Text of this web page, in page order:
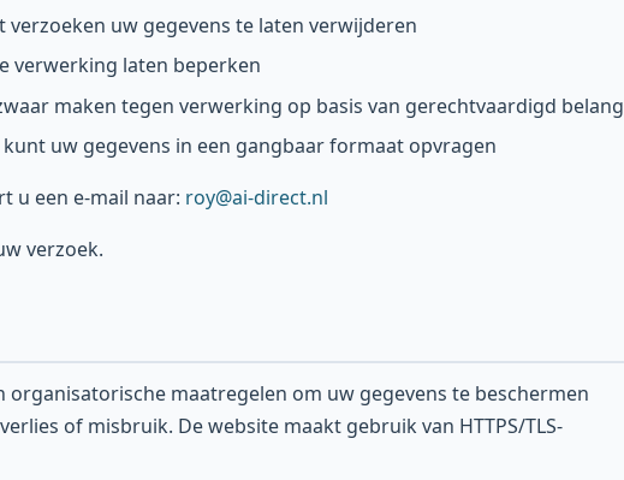
verzoeken uw gegevens te laten verwijderen
verwerking laten beperken
maken tegen verwerking op basis van gerechtvaardigd belang
kunt uw gegevens in een gangbaar formaat opvragen
u een e-mail naar: roy@ai-direct.nl
verzoek.
organisatorische maatregelen om uw gegevens te beschermen
of misbruik. De website maakt gebruik van HTTPS/TLS-